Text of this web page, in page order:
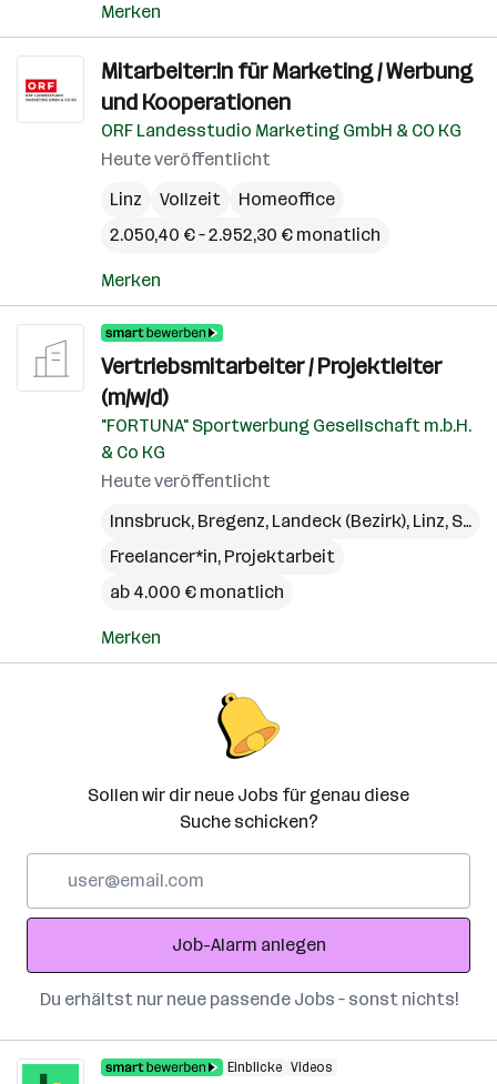
Merken
Mitarbeiter:in für Marketing / Werbung
und Kooperationen
ORF Landesstudio Marketing GmbH & CO KG
Heute veröffentlicht
Linz
Vollzeit
Homeoffice
2.050,40 € – 2.952,30 € monatlich
Merken
Vertriebsmitarbeiter / Projektleiter
(m/w/d)
"FORTUNA" Sportwerbung Gesellschaft m.b.H.
& Co KG
Heute veröffentlicht
Innsbruck, Bregenz, Landeck (Bezirk), Linz, St. Pölten
Freelancer*in, Projektarbeit
ab 4.000 € monatlich
Merken
Sollen wir dir neue Jobs für genau diese
Suche schicken?
Adresse
Job-Alarm anlegen
Du erhältst nur neue passende Jobs – sonst nichts!
Einblicke Videos